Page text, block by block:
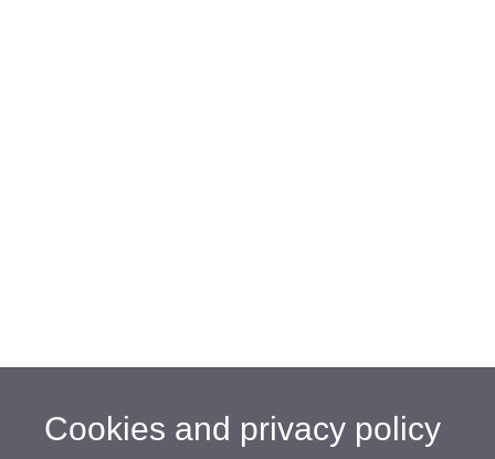
Cookies and privacy policy